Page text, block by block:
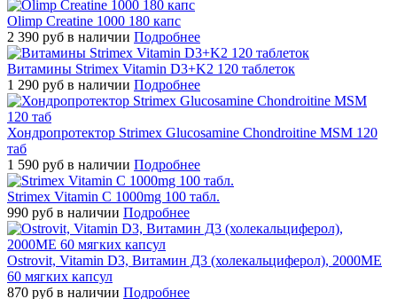
Olimp Creatine 1000 180 капс
2 390 руб в наличии Подробнее
Витамины Strimex Vitamin D3+K2 120 таблеток
1 290 руб в наличии Подробнее
Хондропротектор Strimex Glucosamine Chondroitine MSM 120
таб
1 590 руб в наличии Подробнее
Strimex Vitamin C 1000mg 100 табл.
990 руб в наличии Подробнее
Ostrovit, Vitamin D3, Витамин Д3 (холекальциферол), 2000МЕ
60 мягких капсул
870 руб в наличии Подробнее